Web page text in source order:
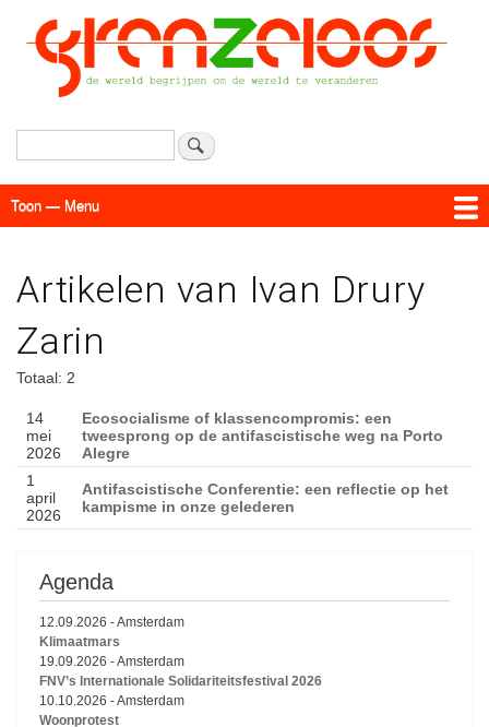
Overslaan
en
naar
de
Zoeken
Menu
Toon — Menu
Artikelen van Ivan Drury
Zarin
Totaal: 2
14
mei
2026
Ecosocialisme of klassencompromis: een
tweesprong op de antifascistische weg na Porto
Alegre
1
april
2026
Antifascistische Conferentie: een reflectie op het
kampisme in onze gelederen
Agenda
12.09.2026 -Amsterdam
Klimaatmars
19.09.2026 -Amsterdam
FNV’s Internationale Solidariteitsfestival 2026
10.10.2026 -Amsterdam
Woonprotest